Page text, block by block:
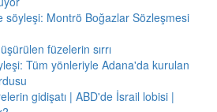
söyleşi: Montrö Boğazlar Sözleşmesi
füzelerin sırrı
Tüm yönleriyle Adana'da kurulan
gidişatı | ABD'de İsrail lobisi |